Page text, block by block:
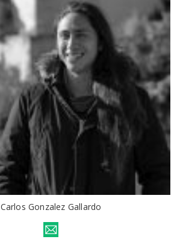
Carlos Gonzalez Gallardo